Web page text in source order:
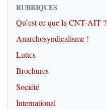
RUBRIQUES
Qu’est ce que la CNT-AIT ?
Anarchosyndicalisme !
Luttes
Brochures
Société
International